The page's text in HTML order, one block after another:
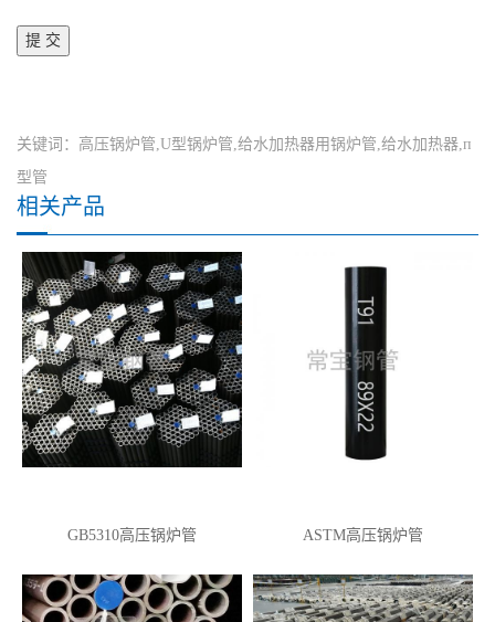
关键词：高压锅炉管,U型锅炉管,给水加热器用锅炉管,给水加热器,п
型管
相关产品
GB5310高压锅炉管 ASTM高压锅炉管